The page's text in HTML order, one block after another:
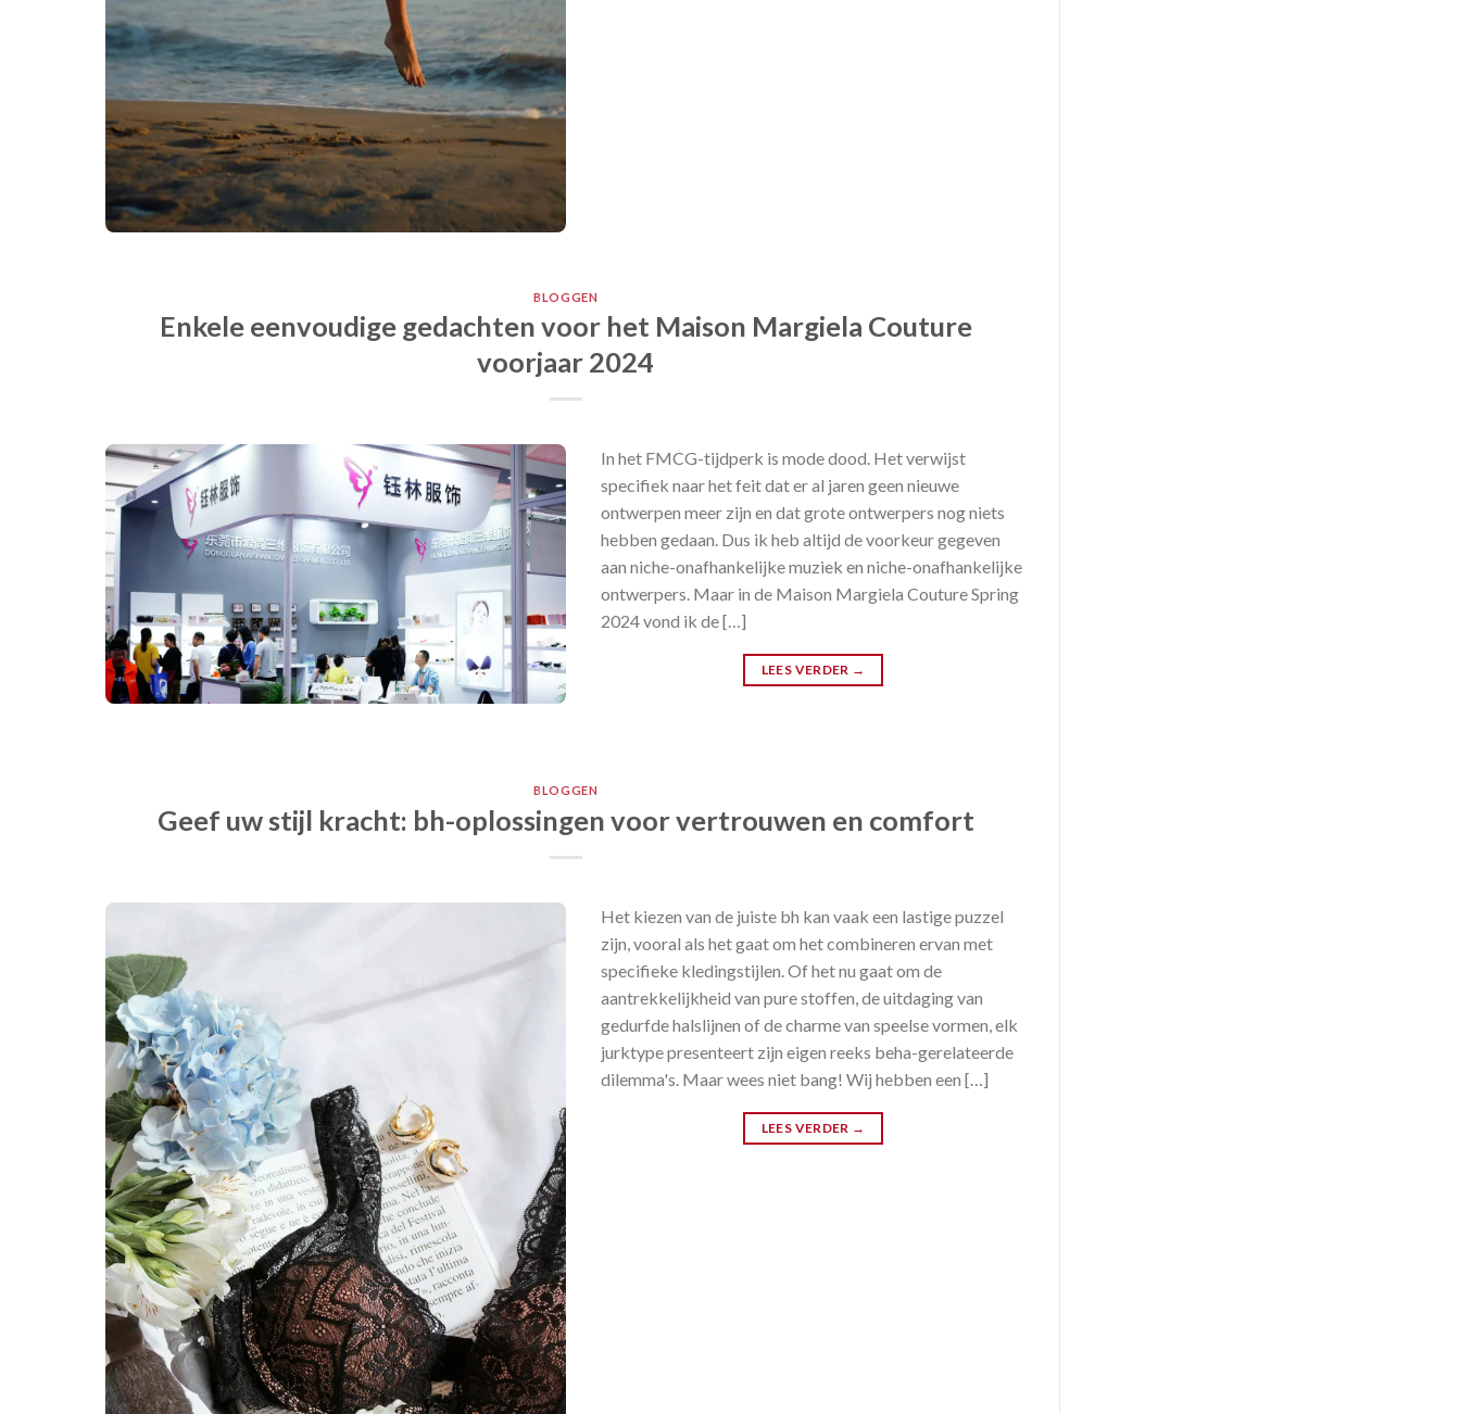
BLOGGEN
Enkele eenvoudige gedachten voor het Maison Margiela Couture
voorjaar 2024
In het FMCG-tijdperk is mode dood. Het verwijst
specifiek naar het feit dat er al jaren geen nieuwe
ontwerpen meer zijn en dat grote ontwerpers nog niets
hebben gedaan. Dus ik heb altijd de voorkeur gegeven
aan niche-onafhankelijke muziek en niche-onafhankelijke
ontwerpers. Maar in de Maison Margiela Couture Spring
2024 vond ik de […]
LEES VERDER →
BLOGGEN
Geef uw stijl kracht: bh-oplossingen voor vertrouwen en comfort
Het kiezen van de juiste bh kan vaak een lastige puzzel
zijn, vooral als het gaat om het combineren ervan met
specifieke kledingstijlen. Of het nu gaat om de
aantrekkelijkheid van pure stoffen, de uitdaging van
gedurfde halslijnen of de charme van speelse vormen, elk
jurktype presenteert zijn eigen reeks beha-gerelateerde
dilemma's. Maar wees niet bang! Wij hebben een […]
LEES VERDER →